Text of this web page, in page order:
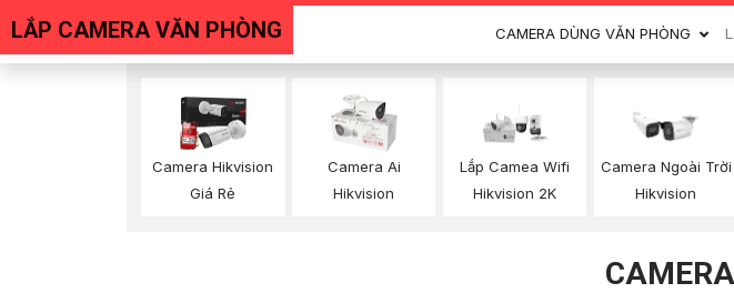
LẮP CAMERA VĂN PHÒNG CAMERA DÙNG VĂN PHÒNG
Camera Hikvision
Giá Rẻ
Camera Ai
Hikvision
Lắp Camea Wifi
Hikvision 2K
Camera Ngoài Trời
Hikvision